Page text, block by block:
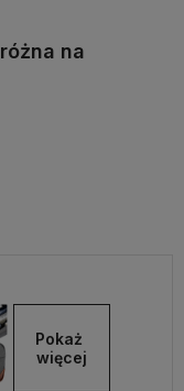
na
Pokaż
więcej